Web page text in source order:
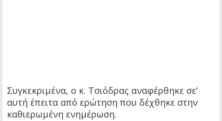
Συγκεκριμένα, ο κ. Τσιόδρας αναφέρθηκε σε’
αυτή έπειτα από ερώτηση που δέχθηκε στην
καθιερωμένη ενημέρωση.